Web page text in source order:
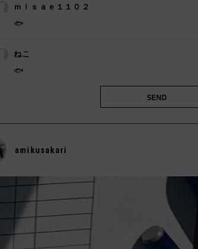
ｍｉｓａｅ１１０２
🐟
ねこ
🐟️
amikusakari